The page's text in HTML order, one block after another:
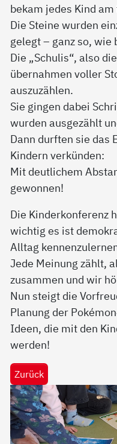
bekam jedes Kind
Die Steine wurden
gelegt – ganz so, wie
Die „Schulis“, also
übernahmen voller
auszuzählen.
Sie gingen dabei
wurden ausgezählt
Dann durften sie das
Kindern verkünden:
Mit deutlichem
gewonnen!
Die Kinderkonferenz
wichtig es ist
Alltag
Jede Meinung zählt,
zusammen und wir
Nun steigt die
Planung der
Ideen, die mit den
werden!
Zurück